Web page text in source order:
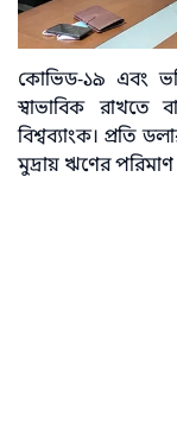
কোভিড-১৯ এবং
স্বাভাবিক
বিশ্বব্যাংক। প্রতি
মুদ্রায় ঋণের